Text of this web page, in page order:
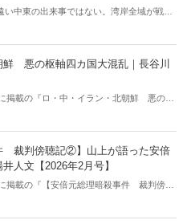
い中東の出来事ではない。湾岸全域が戦域
く報じられているが、見落とされがちな問
なのか。そして、国際舞台に立つ日本のサ
るのか。戦火は思わぬところに影を落とし
鮮 悪の枢軸四カ国大混乱｜長谷川
掲載の『ロ・中・イラン・北朝鮮 悪の枢
裁判傍聴記②】山上が語った安倍
人文【2026年2月号】
掲載の『【安倍元総理暗殺事件 裁判傍聴
要約・紹介。